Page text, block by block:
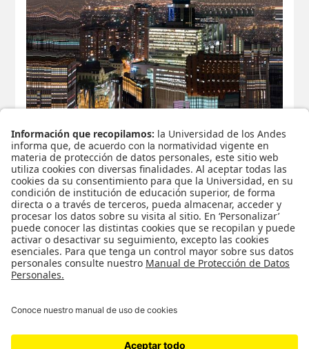
Esteban Gutiérrez / Paisaland
Altiplano
Instagram: @stbn_gtrrz Vimeo: